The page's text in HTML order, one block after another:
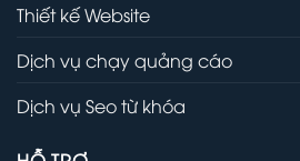
Thiết kế Website
Dịch vụ chạy quảng cáo
Dịch vụ Seo từ khóa